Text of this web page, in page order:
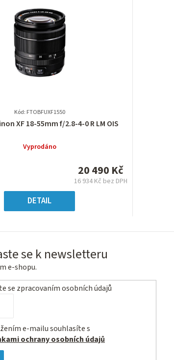
Kód: FTOBFUXF1550
Průměrné
produktu
hvězdiček.
XF 18-55mm f/2.8-4-0 R LM OIS
Vyprodáno
20 490 Kč
16 934 Kč bez DPH
DETAIL
se k newsletteru
e-shopu.
se zpracovaním osobních údajů
ochrany osobních údajů